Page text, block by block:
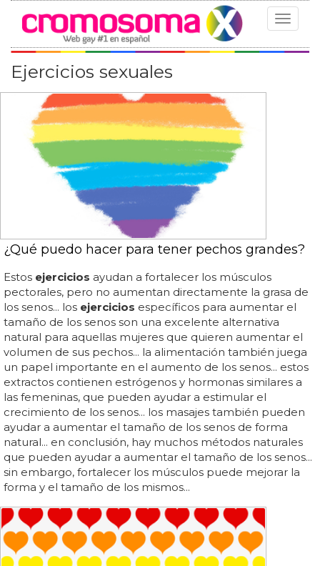
Toggle
Ejercicios sexuales
¿Qué puedo hacer para tener pechos grandes?
Estos ejercicios ayudan a fortalecer los músculos
pectorales, pero no aumentan directamente la grasa de
los senos... los ejercicios específicos para aumentar el
tamaño de los senos son una excelente alternativa
natural para aquellas mujeres que quieren aumentar el
volumen de sus pechos... la alimentación también juega
un papel importante en el aumento de los senos... estos
extractos contienen estrógenos y hormonas similares a
las femeninas, que pueden ayudar a estimular el
crecimiento de los senos... los masajes también pueden
ayudar a aumentar el tamaño de los senos de forma
natural... en conclusión, hay muchos métodos naturales
que pueden ayudar a aumentar el tamaño de los senos...
sin embargo, fortalecer los músculos puede mejorar la
forma y el tamaño de los mismos...